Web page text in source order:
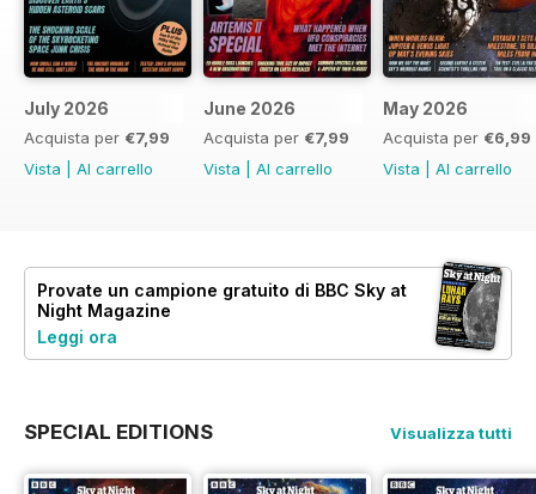
July 2026
Acquista per €7,99
Vista
Al carrello
June 2026
Acquista per €7,99
Vista
Al carrello
May 2026
Acquista per €6,99
Vista
Al carrello
Provate un campione gratuito di BBC Sky at
Night Magazine
Leggi ora
SPECIAL EDITIONS Visualizza tutti